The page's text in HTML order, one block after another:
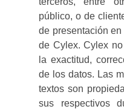
público, o de
de presentación
de Cylex. Cylex
la exactitud,
de los datos. Las
textos son
sus respectivos